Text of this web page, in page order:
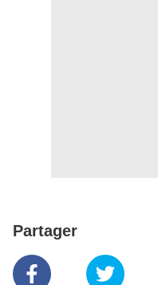
Partager